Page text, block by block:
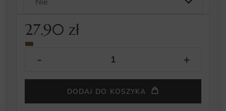
27.90 zł
DODAJ DO KOSZYKA